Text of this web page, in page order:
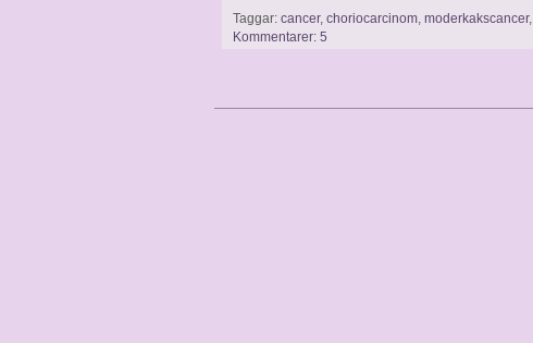
Taggar: cancer, choriocarcinom, moderkakscancer,
Kommentarer: 5